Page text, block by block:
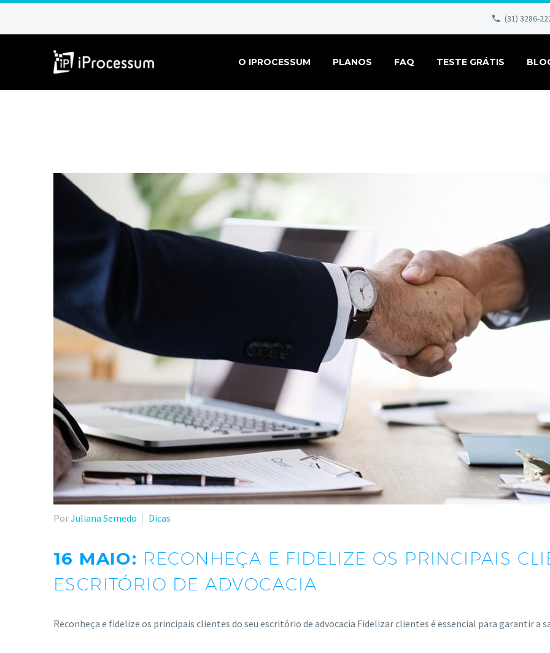
(31) 3286-
O IPROCESSUM PLANOS FAQ TESTE GRÁTIS
PorJuliana Semedo Dicas
16 MAIO: RECONHEÇA E FIDELIZE OS PRINCIPAIS
ESCRITÓRIO DE ADVOCACIA
Reconheça e fidelize os principais clientes do seu escritório de advocacia Fidelizar clientes é essencial para garantir a